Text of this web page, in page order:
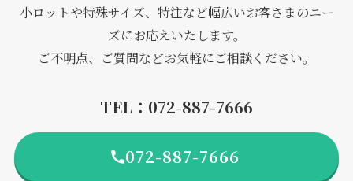
小ロットや特殊サイズ、特注など幅広いお客さまのニー
ズにお応えいたします。
ご不明点、ご質問などお気軽にご相談ください。
TEL：072-887-7666
072-887-7666